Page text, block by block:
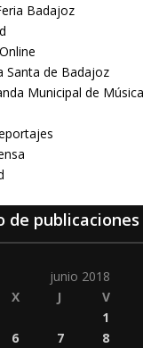
Badajoz
Santa de Badajoz
Municipal de
de publicaciones
junio 2018
X J V
1
6 7 8